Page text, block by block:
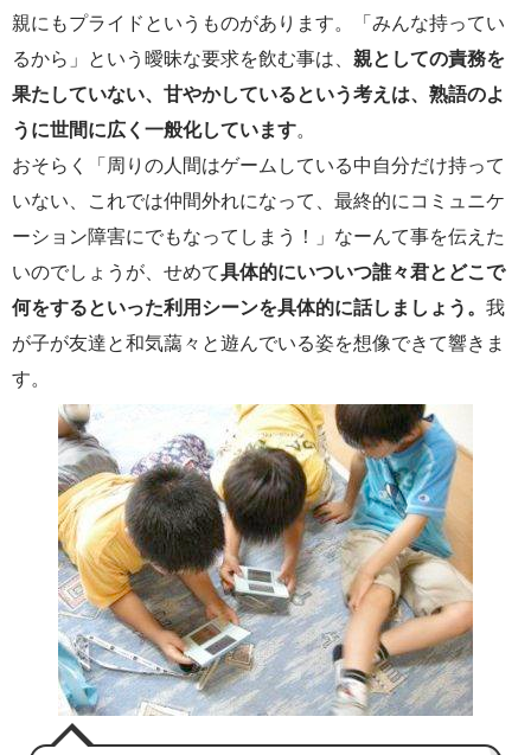
親にもプライドというものがあります。「みんな持ってい
るから」という曖昧な要求を飲む事は、 親としての責務を
果たしていない、甘やかしているという考えは、熟語のよ
うに世間に広く一般化しています。
おそらく「周りの人間はゲームしている中自分だけ持って
いない、これでは仲間外れになって、最終的にコミュニケ
ーション障害にでもなってしまう！」なーんて事を伝えた
いのでしょうが、せめて具体的にいついつ誰々君とどこで
何をするといった利用シーンを具体的に話しましょう。 我
が子が友達と和気藹々と遊んでいる姿を想像できて響きま
す。